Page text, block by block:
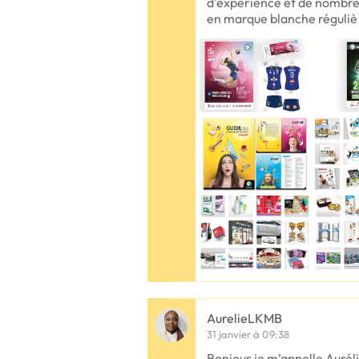
en marque blanche réguliè
AurelieLKMB
31 janvier à 09:38